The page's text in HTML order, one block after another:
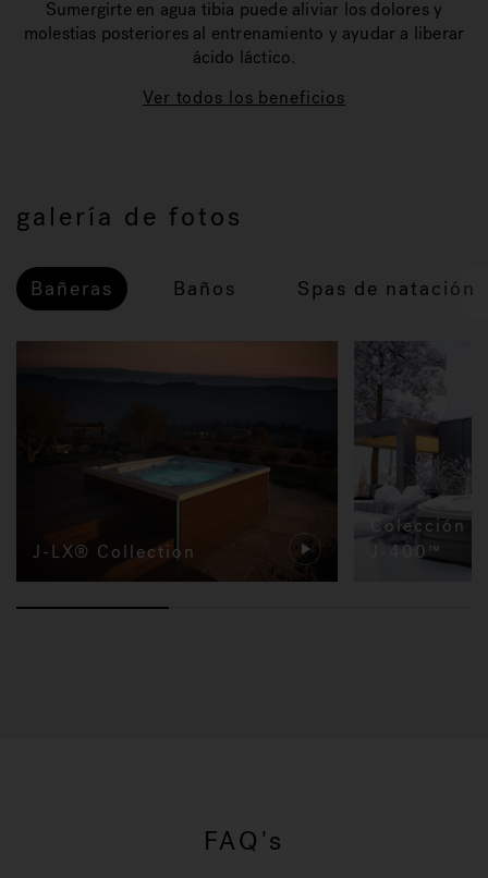
Sumergirte en agua tibia puede aliviar los dolores y
molestias posteriores al entrenamiento y ayudar a liberar
ácido láctico.
Ver todos los beneficios
galería de fotos
Bañeras Baños Spas de natación
J-LX® Collection
Colección
J-400™
FAQ's